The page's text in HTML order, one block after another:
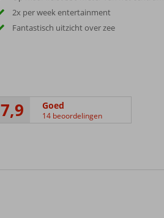
2x per week entertainment
Fantastisch uitzicht over zee
7,9 Goed
14 beoordelingen